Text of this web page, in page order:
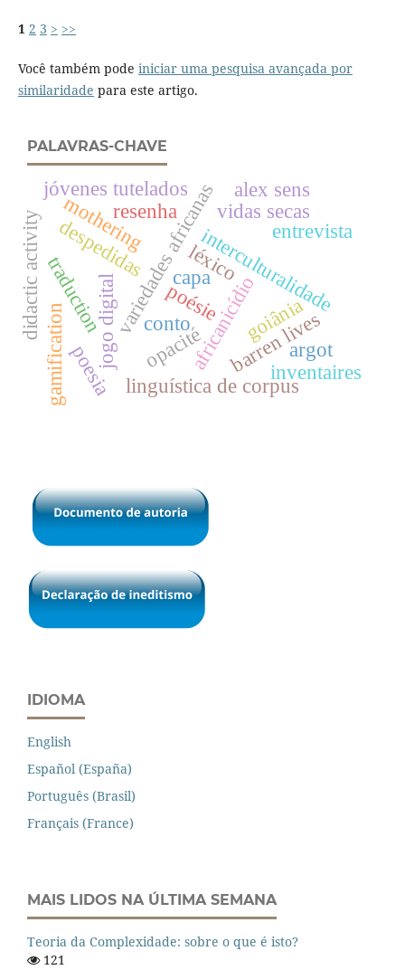
1 2 3 > >>
Você também pode iniciar uma pesquisa avançada por
similaridade para este artigo.
PALAVRAS-CHAVE
interculturalidade
variedades africanasafricanicídiogoiânia
linguística de corpus
vidas secas
barren lives
resenha
jogo digital
despedidas entrevista
inventaires
poésie
opacité
traduction
argot
léxico
jóvenes tutelados
didactic activity
gamificationpoesia
capa
alex sens
conto
mothering
IDIOMA
English
Español (España)
Português (Brasil)
Français (France)
MAIS LIDOS NA ÚLTIMA SEMANA
Teoria da Complexidade: sobre o que é isto?
121